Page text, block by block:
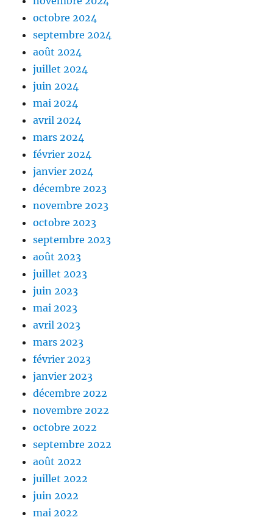
octobre 2024
septembre 2024
août 2024
juillet 2024
juin 2024
mai 2024
avril 2024
mars 2024
février 2024
janvier 2024
décembre 2023
novembre 2023
octobre 2023
septembre 2023
août 2023
juillet 2023
juin 2023
mai 2023
avril 2023
mars 2023
février 2023
janvier 2023
décembre 2022
novembre 2022
octobre 2022
septembre 2022
août 2022
juillet 2022
juin 2022
mai 2022